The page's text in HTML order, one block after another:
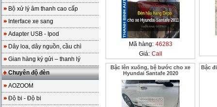
Bộ xử lý âm thanh cao cấp
Interface xe sang
Adapter USB - Ipod
Dây loa, dây nguồn, cầu chì
Gian hàng ký gửi – thanh lý
Chuyên độ đèn
AOZOOM
Độ bi - Độ bi
Mã hàng: 46283
Giá: Call
Bậc lên xuống, bệ bước cho xe
Hyundai Santafe 2020
Bậc